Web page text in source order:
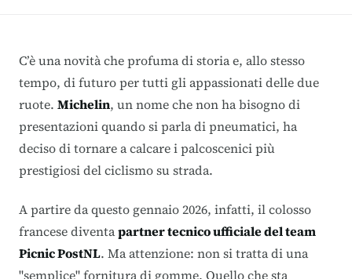
C’è una novità che profuma di storia e, allo stesso
tempo, di futuro per tutti gli appassionati delle due
ruote. Michelin, un nome che non ha bisogno di
presentazioni quando si parla di pneumatici, ha
deciso di tornare a calcare i palcoscenici più
prestigiosi del ciclismo su strada.
A partire da questo gennaio 2026, infatti, il colosso
francese diventapartner tecnico ufficiale del team
Picnic PostNL. Ma attenzione: non si tratta di una
"semplice" fornitura di gomme. Quello che sta